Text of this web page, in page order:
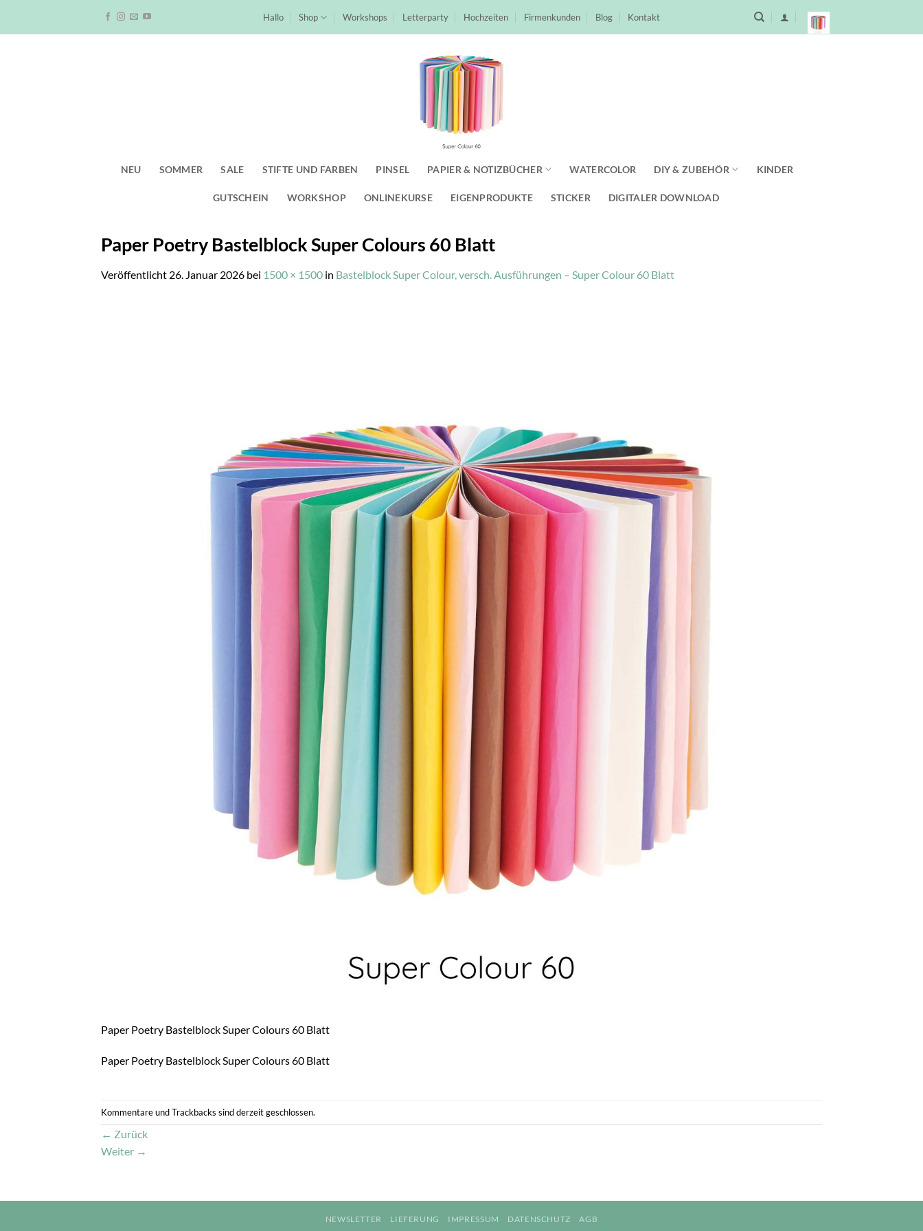
Hallo Shop Workshops Letterparty Hochzeiten Firmenkunden Blog Kontakt
NEU SOMMER SALE STIFTE UND FARBEN PINSEL PAPIER & NOTIZBÜCHER WATERCOLOR DIY & ZUBEHÖR KINDER
GUTSCHEIN WORKSHOP ONLINEKURSE EIGENPRODUKTE STICKER DIGITALER DOWNLOAD
Paper Poetry Bastelblock Super Colours 60 Blatt
Veröffentlicht 26. Januar 2026 bei 1500 × 1500 in Bastelblock Super Colour, versch. Ausführungen – Super Colour 60 Blatt
Paper Poetry Bastelblock Super Colours 60 Blatt
Paper Poetry Bastelblock Super Colours 60 Blatt
Kommentare und Trackbacks sind derzeit geschlossen.
← Zurück
Weiter →
NEWSLETTER LIEFERUNG IMPRESSUM DATENSCHUTZ AGB